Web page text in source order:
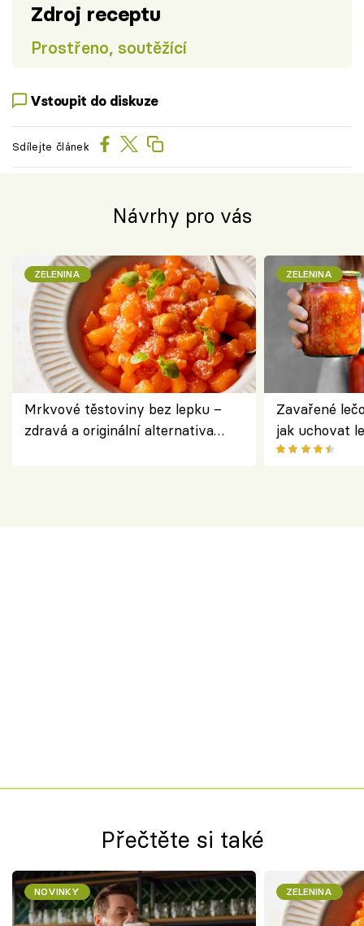
Zdroj receptu
Prostřeno, soutěžící
Vstoupit do diskuze
Sdílejte článek
Návrhy pro vás
ZELENINA
Mrkvové těstoviny bez lepku –
zdravá a originální alternativa
ZELENINA
Zavařené
jak uchovat
Přečtěte si také
NOVINKY ZELENINA